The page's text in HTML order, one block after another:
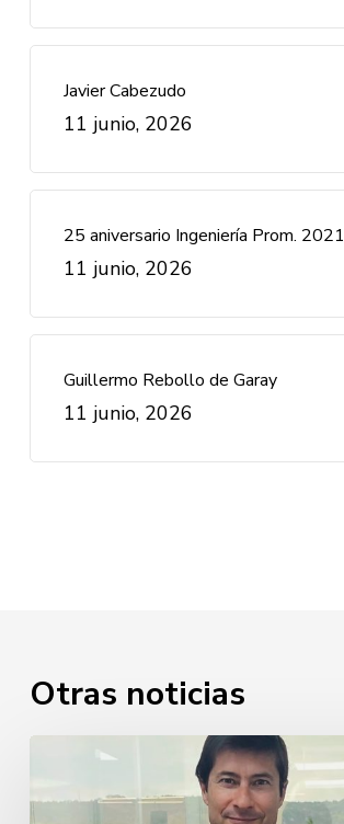
Javier Cabezudo
11 junio, 2026
25 aniversario Ingeniería Prom. 2021
11 junio, 2026
Guillermo Rebollo de Garay
11 junio, 2026
Otras noticias